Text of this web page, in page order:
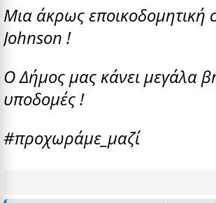
Μια άκρως εποικοδομητική
Johnson !
Ο Δήμος μας κάνει μεγάλα
υποδομές !
#προχωράμε_μαζί